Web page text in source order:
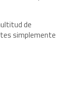
de
simplemente